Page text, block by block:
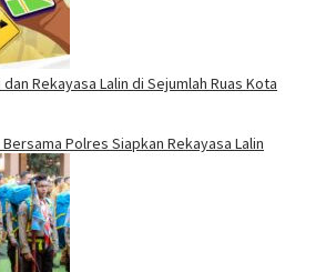
Rekayasa Lalin di Sejumlah Ruas Kota
Polres Siapkan Rekayasa Lalin